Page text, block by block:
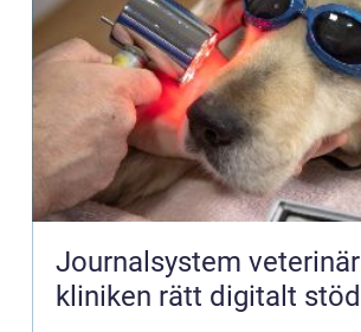
Journalsystem veterinär så väljer
kliniken rätt digitalt stöd